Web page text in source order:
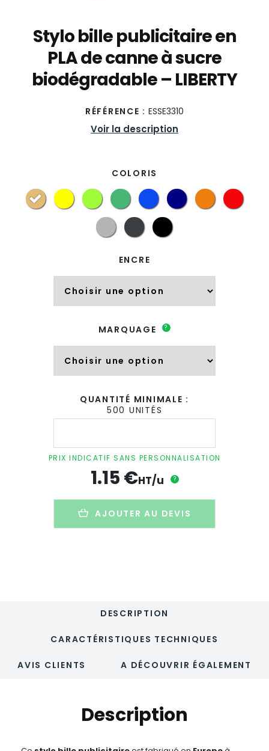
Stylo bille publicitaire en
PLA de canne à sucre
biodégradable – LIBERTY
RÉFÉRENCE : ESSE3310
Voir la description
COLORIS
ENCRE
MARQUAGE ?
QUANTITÉ MINIMALE :
500 UNITÉS
quantité
bille
publicitaire
sucre
PRIX INDICATIF SANS PERSONNALISATION
1.15€HT/u ?
AJOUTER AU DEVIS
DESCRIPTION
CARACTÉRISTIQUES TECHNIQUES
AVIS CLIENTS A DÉCOUVRIR ÉGALEMENT
Description